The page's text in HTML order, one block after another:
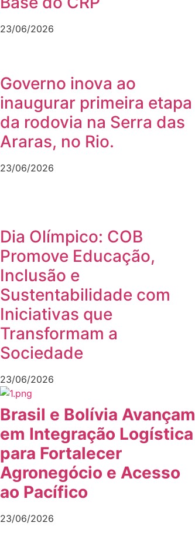
23/06/2026
Governo inova ao
inaugurar primeira etapa
da rodovia na Serra das
Araras, no Rio.
23/06/2026
Dia Olímpico: COB
Promove Educação,
Inclusão e
Sustentabilidade com
Iniciativas que
Transformam a
Sociedade
23/06/2026
Brasil e Bolívia Avançam
em Integração Logística
para Fortalecer
Agronegócio e Acesso
ao Pacífico
23/06/2026